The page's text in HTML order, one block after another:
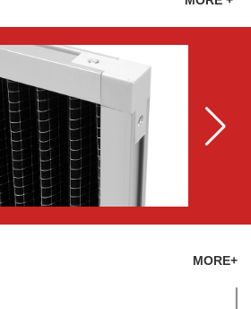
MORE+